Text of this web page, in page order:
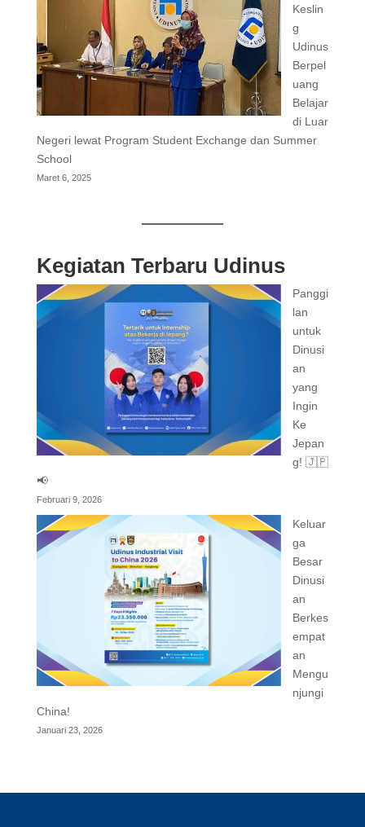
Keslin
g
Udinus
Berpel
uang
Belajar
di Luar
Negeri lewat Program Student Exchange dan Summer
School
Maret 6, 2025
Kegiatan Terbaru Udinus
Panggi
lan
untuk
Dinusi
an
yang
Ingin
Ke
Jepan
g! 🇯🇵
📢
Februari 9, 2026
Keluar
ga
Besar
Dinusi
an
Berkes
empat
an
Mengu
njungi
China!
Januari 23, 2026